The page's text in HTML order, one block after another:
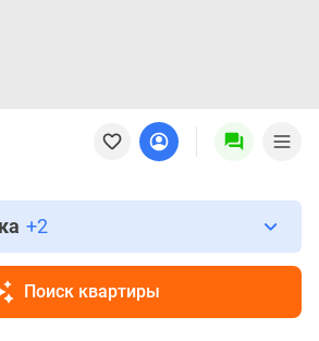
+2
Поиск квартиры